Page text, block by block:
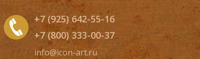
+7 (925) 642-55-16
+7 (800) 333-00-37
info@icon-art.ru